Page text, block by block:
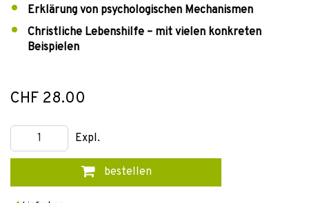
Erklärung von psychologischen Mechanismen
Christliche Lebenshilfe – mit vielen konkreten
Beispielen
CHF 28.00
Expl.
bestellen